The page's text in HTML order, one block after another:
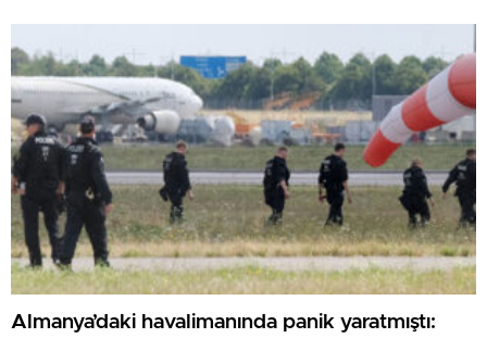
Almanya’daki havalimanında panik yaratmıştı: